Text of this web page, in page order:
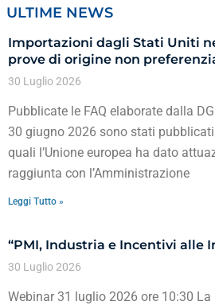
ULTIME NEWS
Importazioni dagli Stati Uniti
prove di origine non
30 Luglio 2026
Pubblicate le FAQ elaborate dalla
30 giugno 2026 sono stati
quali l’Unione europea ha dato
raggiunta con l’Amministrazione
Leggi Tutto »
“PMI, Industria e Incentivi alle
30 Luglio 2026
Webinar 31 luglio 2026 ore 10:30